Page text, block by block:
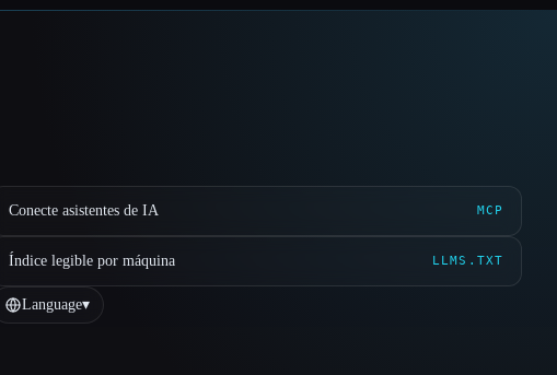
Conecte asistentes de IA MCP
Índice legible por máquina LLMS.TXT
Language▾